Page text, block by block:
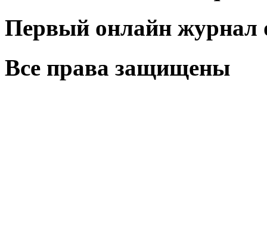
Первый онлайн журнал
Все права защищены